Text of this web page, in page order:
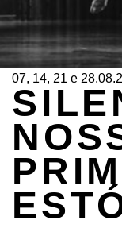
07, 14, 21 e